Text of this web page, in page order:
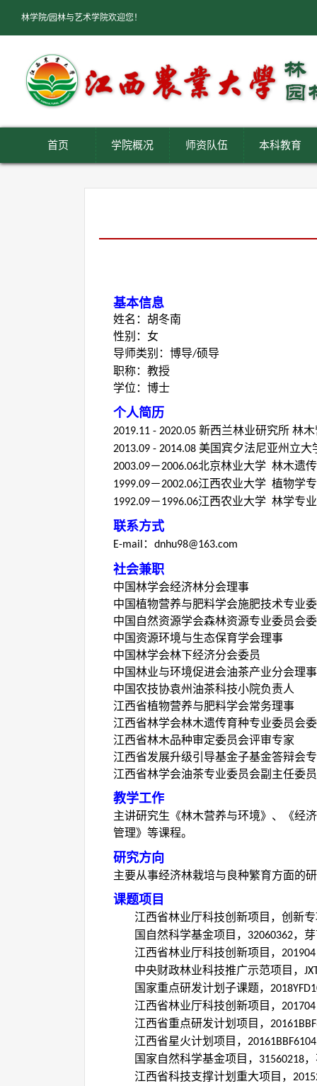
林学院/园林与艺术学院欢迎您！
首页 学院概况 师资队伍 本科教育
基本信息
姓名：胡冬南
性别：女
导师类别：博导/硕导
职称：教授
学位：博士
个人简历
2019.11 - 2020.05 新西兰林业研究所 林
2013.09 - 2014.08 美国宾夕法尼亚州立
2003.09－2006.06北京林业大学 林木遗
1999.09－2002.06江西农业大学 植物学
1992.09－1996.06江西农业大学 林学专
联系方式
E-mail ： dnhu98@163.com
社会兼职
中国林学会经济林分会理事
中国植物营养与肥料学会施肥技术专业
中国自然资源学会森林资源专业委员会
中国资源环境与生态保育学会理事
中国林学会林下经济分会委员
中国林业与环境促进会油茶产业分会理
中国农技协袁州油茶科技小院负责人
江西省植物营养与肥料学会常务理事
江西省林学会林木遗传育种专业委员会
江西省林木品种审定委员会评审专家
江西省发展升级引导基金子基金答辩会
江西省林学会油茶专业委员会副主任委员
教学工作
主讲研究生《林木营养与环境》、《经
管理》等课程。
研究方向
主要从事经济林栽培与良种繁育方面的
课题项目
江西省林业厅科技创新项目，创新
国自然科学基金项目， 32060362，
江西省林业厅科技创新项目， 201904
中央财政林业科技推广示范项目，
国家重点研发计划子课题，
江西省林业厅科技创新项目， 201704
江西省重点研发计划项目，
江西省星火计划项目，
国家自然科学基金项目， 31560218
江西省科技支撑计划重大项目，